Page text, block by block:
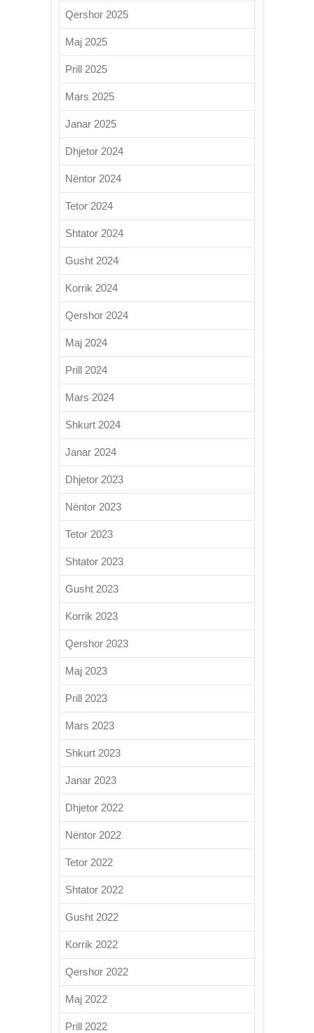
Qershor 2025
Maj 2025
Prill 2025
Mars 2025
Janar 2025
Dhjetor 2024
Nëntor 2024
Tetor 2024
Shtator 2024
Gusht 2024
Korrik 2024
Qershor 2024
Maj 2024
Prill 2024
Mars 2024
Shkurt 2024
Janar 2024
Dhjetor 2023
Nëntor 2023
Tetor 2023
Shtator 2023
Gusht 2023
Korrik 2023
Qershor 2023
Maj 2023
Prill 2023
Mars 2023
Shkurt 2023
Janar 2023
Dhjetor 2022
Nëntor 2022
Tetor 2022
Shtator 2022
Gusht 2022
Korrik 2022
Qershor 2022
Maj 2022
Prill 2022